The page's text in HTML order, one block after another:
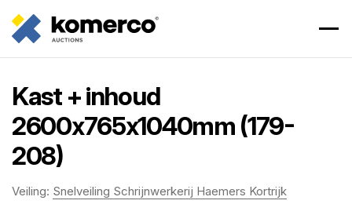
Kast + inhoud
2600x765x1040mm (179-
208)
Veiling: Snelveiling Schrijnwerkerij Haemers Kortrijk